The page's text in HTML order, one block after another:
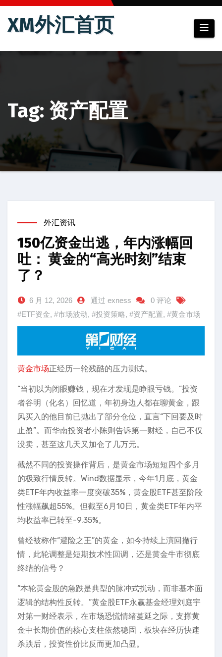
跳
XM外汇首页
Tag: 资产配置
外汇资讯
150亿资金出逃，年内涨幅回
吐： 黄金的“高光时刻”结束
了？
6 月 12, 2026 通过 exness
0 评论
#ETF资金, #市场波动, #投资策略, #资产配置, #黄金市场
黄金市场正经历一轮残酷的压力测试。
“当初以为闭眼赚钱，现在才发现是睁眼亏钱。”投资
者谷明（化名）回忆道，年初身边人都在聊黄金，跟
风买入的他目前已抛出了部分仓位，直言“下回要及时
止盈”。而华南投资者小陈则告诉第一财经，自己不仅
没卖，甚至这几天又加仓了几万元。
截然不同的投资操作背后，是黄金市场短短四个多月
的极致行情反转。Wind数据显示，今年1月底，黄金
类ETF年内收益率一度突破35%，黄金股ETF甚至阶段
性涨幅飙超55%。但截至6月10日，黄金类ETF年内平
均收益率已转至-9.35%。
曾经被称作“避险之王”的黄金，如今持续上演回撤行
情，此轮调整是短期技术性回调，还是黄金牛市彻底
终结的信号？
“本轮黄金股的急跌是典型的脉冲式扰动，而非基本面
逻辑的结构性反转。”黄金股ETF永赢基金经理刘庭宇
对第一财经表示，在市场恐慌情绪蔓延之际，支撑黄
金中长期价值的核心支柱依然稳固，板块在经历快速
杀跌后，投资性价比反而更加凸显。